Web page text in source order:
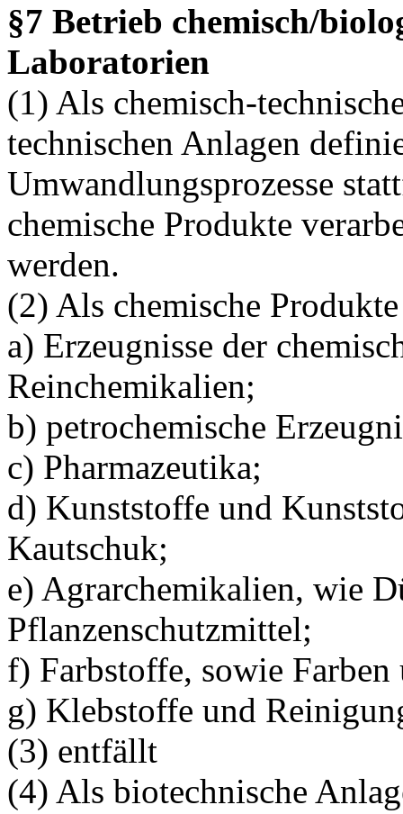
§7 Betrieb chemisch/
Laboratorien
(1) Als chemisch-
technischen Anlagen
Umwandlungsprozesse
chemische Produkte
werden.
(2) Als chemische
a) Erzeugnisse der
Reinchemikalien;
b) petrochemische
c) Pharmazeutika;
d) Kunststoffe und
Kautschuk;
e) Agrarchemikalien, wie
Pflanzenschutzmittel;
f) Farbstoffe, sowie Farben
g) Klebstoffe und
(3) entfällt
(4) Als biotechnische